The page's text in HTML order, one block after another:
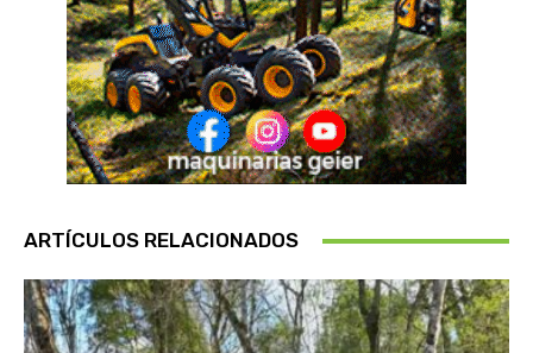
ARTÍCULOS RELACIONADOS